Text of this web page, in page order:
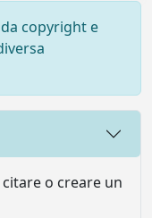
copyright e
o creare un